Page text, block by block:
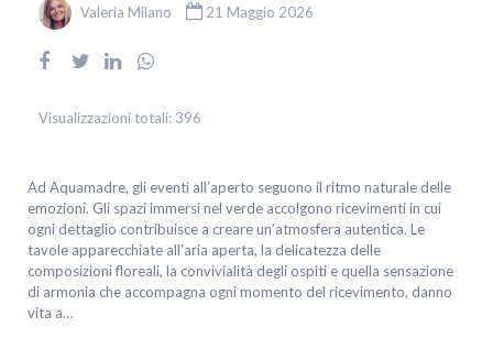
Valeria Milano 21 Maggio 2026
Visualizzazioni totali: 396
Ad Aquamadre, gli eventi all’aperto seguono il ritmo naturale delle
emozioni. Gli spazi immersi nel verde accolgono ricevimenti in cui
ogni dettaglio contribuisce a creare un’atmosfera autentica. Le
tavole apparecchiate all’aria aperta, la delicatezza delle
composizioni floreali, la convivialità degli ospiti e quella sensazione
di armonia che accompagna ogni momento del ricevimento, danno
vita a…